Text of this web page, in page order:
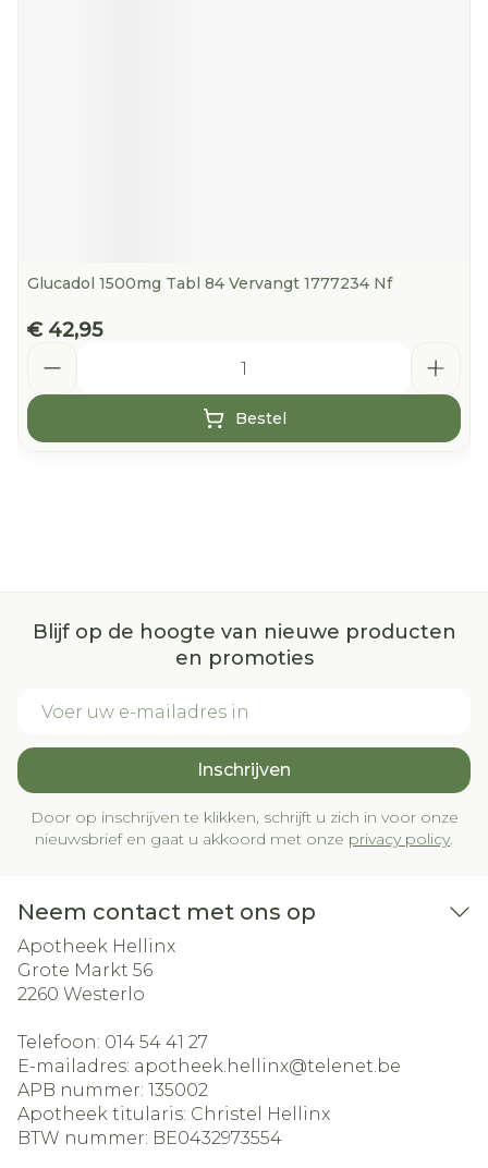
Glucadol 1500mg Tabl 84 Vervangt 1777234 Nf
€ 42,95
Bestel
Blijf op de hoogte van nieuwe producten
en promoties
Inschrijven
Door op inschrijven te klikken, schrijft u zich in voor onze
nieuwsbrief en gaat u akkoord met onze privacy policy.
Neem contact met ons op
Apotheek Hellinx
Grote Markt 56
2260 Westerlo
Telefoon: 014 54 41 27
E-mailadres: apotheek.hellinx@telenet.be
APB nummer: 135002
Apotheek titularis: Christel Hellinx
BTW nummer: BE0432973554